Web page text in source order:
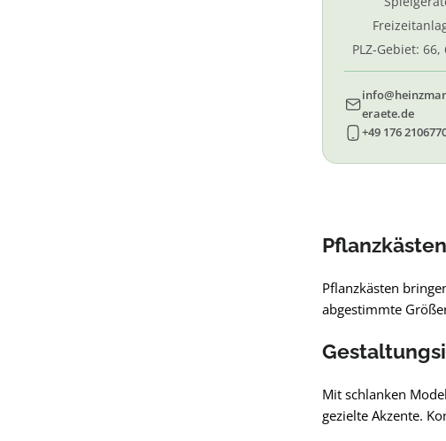
PLZ-Gebiet: 66,
eraete.de
+49 176
Pflanzkästen
abgestimmte
Mit schlanken
gezielte Akzente.